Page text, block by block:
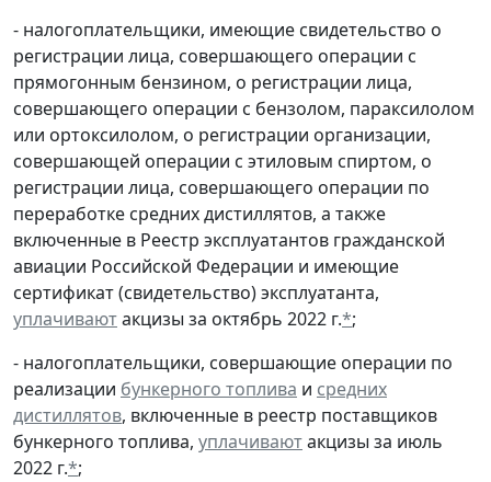
- налогоплательщики, имеющие свидетельство о
регистрации лица, совершающего операции с
прямогонным бензином, о регистрации лица,
совершающего операции с бензолом, параксилолом
или ортоксилолом, о регистрации организации,
совершающей операции с этиловым спиртом, о
регистрации лица, совершающего операции по
переработке средних дистиллятов, а также
включенные в Реестр эксплуатантов гражданской
авиации Российской Федерации и имеющие
сертификат (свидетельство) эксплуатанта,
уплачиваютакцизы за октябрь 2022 г.*;
- налогоплательщики, совершающие операции по
реализации бункерного топлива и средних
дистиллятов, включенные в реестр поставщиков
бункерного топлива, уплачиваютакцизы за июль
2022 г.*;